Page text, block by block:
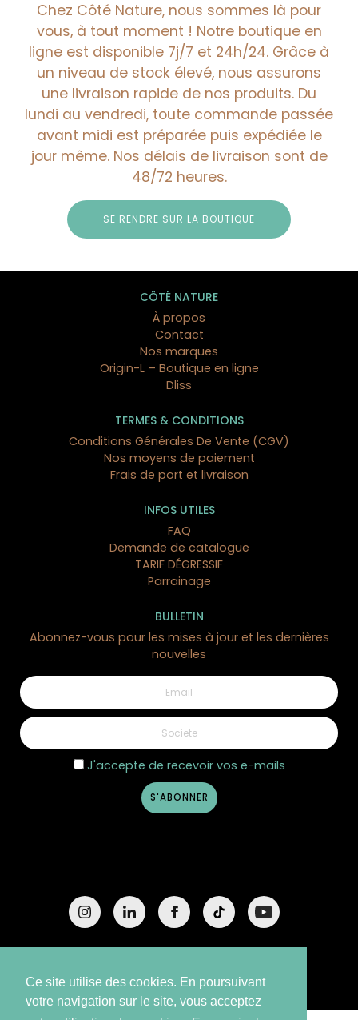
Ce site utilise des cookies. En poursuivant
votre navigation sur le site, vous acceptez
Chez Côté Nature, nous sommes là pour
vous, à tout moment ! Notre boutique en
ligne est disponible 7j/7 et 24h/24. Grâce à
un niveau de stock élevé, nous assurons
une livraison rapide de nos produits. Du
lundi au vendredi, toute commande passée
avant midi est préparée puis expédiée le
jour même. Nos délais de livraison sont de
48/72 heures.
SE RENDRE SUR LA BOUTIQUE
CÔTÉ NATURE
À propos
Contact
Nos marques
Origin-L – Boutique en ligne
Dliss
TERMES & CONDITIONS
Conditions Générales De Vente (CGV)
Nos moyens de paiement
Frais de port et livraison
INFOS UTILES
FAQ
Demande de catalogue
TARIF DÉGRESSIF
Parrainage
BULLETIN
Abonnez-vous pour les mises à jour et les dernières
nouvelles
J'accepte de recevoir vos e-mails